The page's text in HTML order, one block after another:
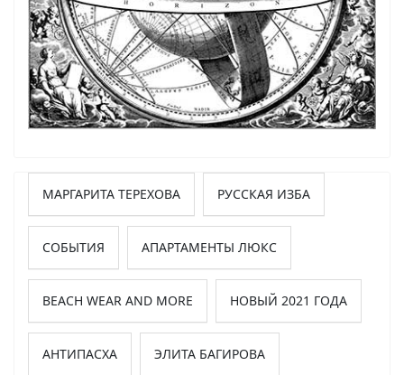
МАРГАРИТА ТЕРЕХОВА РУССКАЯ ИЗБА
СОБЫТИЯ АПАРТАМЕНТЫ ЛЮКС
BEACH WEAR AND MORE НОВЫЙ 2021 ГОДА
АНТИПАСХА ЭЛИТА БАГИРОВА